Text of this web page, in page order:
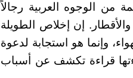
من الوجوه العربية رجالاً
إن إخلاص الطويلة
وإنما هو استجابة لدعوة
قراءة تكشف عن أسباب